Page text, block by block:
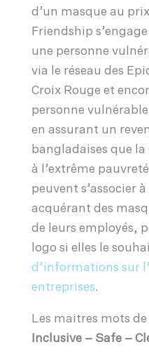
d’un masque au
Friendship
une personne
via le réseau des
Croix Rouge et
personne
en assurant un
bangladaises que
à l’extrême
peuvent s’associer
acquérant des
de leurs employés,
logo si elles le
d’informations sur
entreprises.
Les maitres mots de
Inclusive – Safe –